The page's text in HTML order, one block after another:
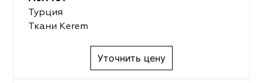
Турция
Ткани Kerem
Уточнить цену